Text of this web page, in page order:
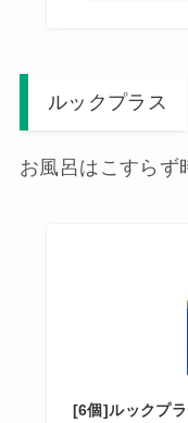
ルックプラス
お風呂はこすらず
[6個]ルックプ